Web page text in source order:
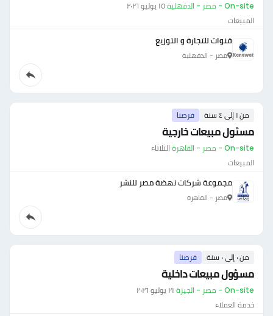
On-site - مصر - الدقهلية ·١٥ يوليو ٢٠٢٦
المبيعات
قنوات للتجارة و التوزيع
مصر - الدقهلية
من ١ إلى ٤ سنة فرصنا
مسئول مبيعات خارجية
On-site - مصر - القاهرة ·الثلاثاء
المبيعات
مجموعة شركات نهضة مصر للنشر
مصر - القاهرة
من ٠ إلى ٠ سنة فرصنا
مسؤول مبيعات داخلية
On-site - مصر - الجيزة ·٢١ يوليو ٢٠٢٦
خدمة العملاء